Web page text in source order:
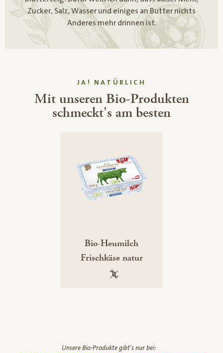
Zucker, Salz, Wasser und einiges an Butter nichts
Anderes mehr drinnen ist.
JA! NATÜRLICH
Mit unseren Bio-Produkten
schmeckt's am besten
Bio-Heumilch
Frischkäse natur
100 % gentechnikfrei
Unsere Bio-Produkte gibt's nur bei: